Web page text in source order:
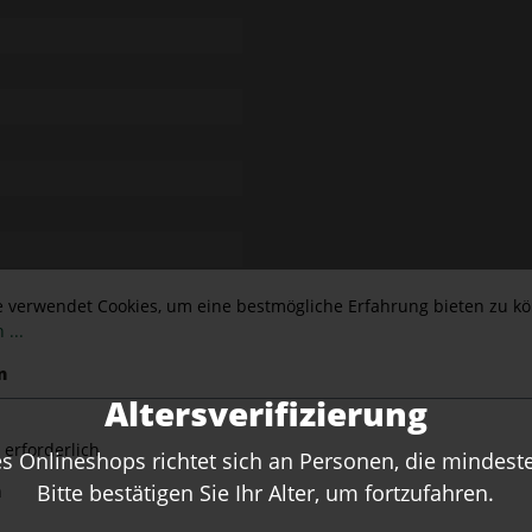
Altersverifizierung
Onlineshops richtet sich an Personen, die
Bitte bestätigen Sie Ihr Alter, um fortzufahren.
Empfehlungen für Sie
verwendet Cookies, um eine bestmögliche Erfahrung bieten zu
...
erforderlich